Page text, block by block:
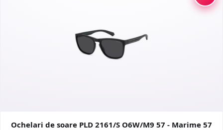
Ochelari de soare PLD 2161/S O6W/M9 57 - Marime 57